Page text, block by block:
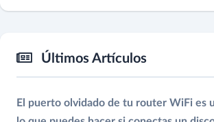
Últimos Artículos
El puerto olvidado de tu router WiFi es